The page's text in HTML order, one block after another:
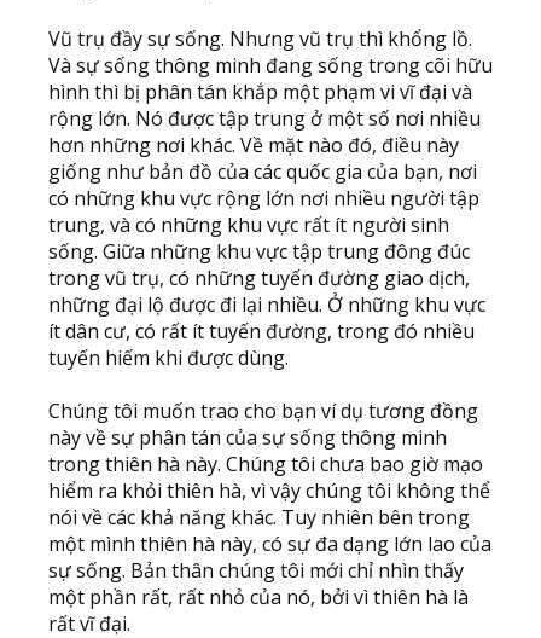
Vũ trụ đầy sự sống. Nhưng vũ trụ thì khổng lồ.
Và sự sống thông minh đang sống trong cõi hữu
hình thì bị phân tán khắp một phạm vi vĩ đại và
rộng lớn. Nó được tập trung ở một số nơi nhiều
hơn những nơi khác. Về mặt nào đó, điều này
giống như bản đồ của các quốc gia của bạn, nơi
có những khu vực rộng lớn nơi nhiều người tập
trung, và có những khu vực rất ít người sinh
sống. Giữa những khu vực tập trung đông đúc
trong vũ trụ, có những tuyến đường giao dịch,
những đại lộ được đi lại nhiều. Ở những khu vực
ít dân cư, có rất ít tuyến đường, trong đó nhiều
tuyến hiếm khi được dùng.
Chúng tôi muốn trao cho bạn ví dụ tương đồng
này về sự phân tán của sự sống thông minh
trong thiên hà này. Chúng tôi chưa bao giờ mạo
hiểm ra khỏi thiên hà, vì vậy chúng tôi không thể
nói về các khả năng khác. Tuy nhiên bên trong
một mình thiên hà này, có sự đa dạng lớn lao của
sự sống. Bản thân chúng tôi mới chỉ nhìn thấy
một phần rất, rất nhỏ của nó, bởi vì thiên hà là
rất vĩ đại.